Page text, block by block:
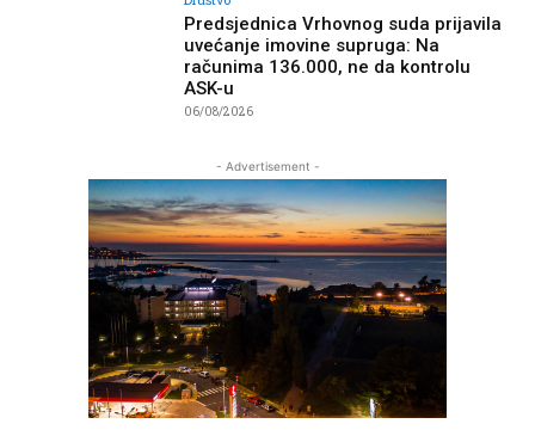
Predsjednica Vrhovnog suda prijavila
uvećanje imovine supruga: Na
računima 136.000, ne da kontrolu
ASK-u
06/08/2026
- Advertisement -